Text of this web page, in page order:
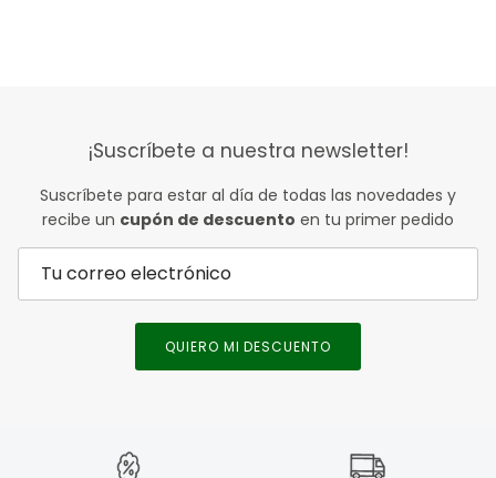
¡Suscríbete a nuestra newsletter!
Suscríbete para estar al día de todas las novedades y
recibe un cupón de descuento en tu primer pedido
QUIERO MI DESCUENTO